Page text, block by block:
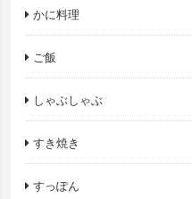
かに料理
ご飯
しゃぶしゃぶ
すき焼き
すっぽん